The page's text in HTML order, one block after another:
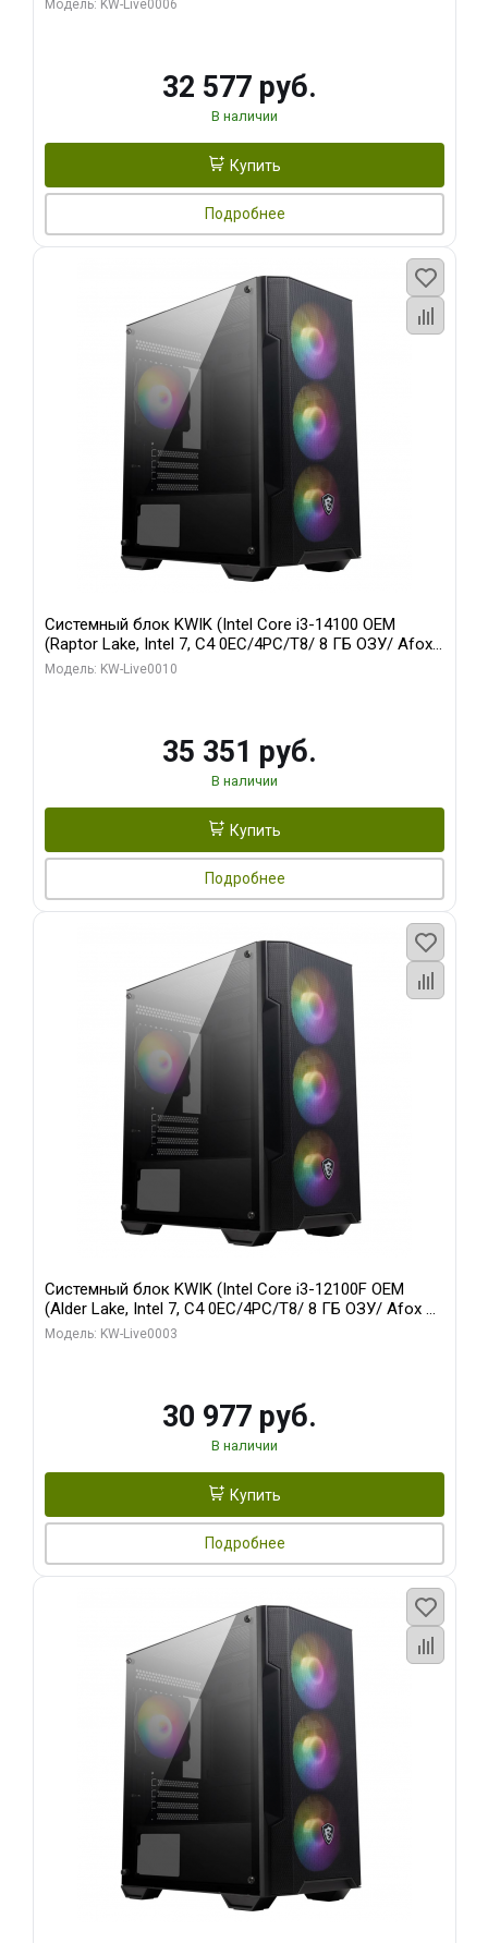
Модель: KW-Live0006
32 577 руб.
В наличии
Купить
Подробнее
Системный блок KWIK (Intel Core i3-14100 OEM
(Raptor Lake, Intel 7, C4 0EC/4PC/T8/ 8 ГБ ОЗУ/ Afox
R5 220 1GB DDR3 64bit VGA DVI HDMI 1FAN LP RTL /
Модель: KW-Live0010
35 351 руб.
В наличии
Купить
Подробнее
Системный блок KWIK (Intel Core i3-12100F OEM
(Alder Lake, Intel 7, C4 0EC/4PC/T8/ 8 ГБ ОЗУ/ Afox R5
220 1GB DDR3 64bit VGA DVI HDMI 1FAN LP RTL / 128
Модель: KW-Live0003
30 977 руб.
В наличии
Купить
Подробнее